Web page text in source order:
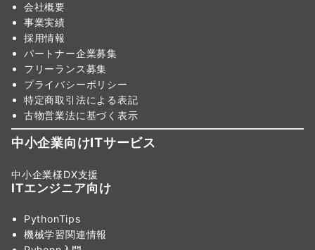
会社概要
事業実績
採用情報
パートナー企業募集
フリーランス募集
プライバシーポリシー
特定商取引法による表記
古物営業法に基づく表示
中小企業向けITサービス
中小企業様DX支援
ITエンジニア向け
PythonTips
機械学習関連情報